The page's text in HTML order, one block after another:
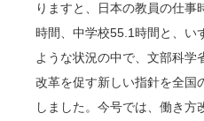
りますと、日本の教員の仕事
時間、中学校55.1時間と、い
ような状況の中で、文部科学
改革を促す新しい指針を全国
しました。今号では、働き方